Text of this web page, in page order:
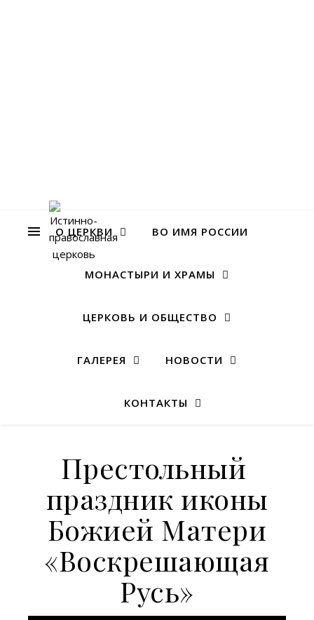
О ЦЕРКВИ ВО ИМЯ РОССИИ
МОНАСТЫРИ И ХРАМЫ
ЦЕРКОВЬ И ОБЩЕСТВО
ГАЛЕРЕЯ НОВОСТИ
КОНТАКТЫ
Престольный
праздник иконы
Божией Матери
«Воскрешающая
Русь»